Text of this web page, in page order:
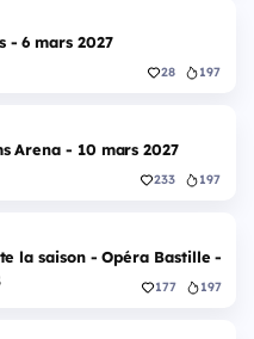
- 6 mars 2027
28 197
Arena - 10 mars 2027
233 197
la saison - Opéra Bastille - 2
177 197